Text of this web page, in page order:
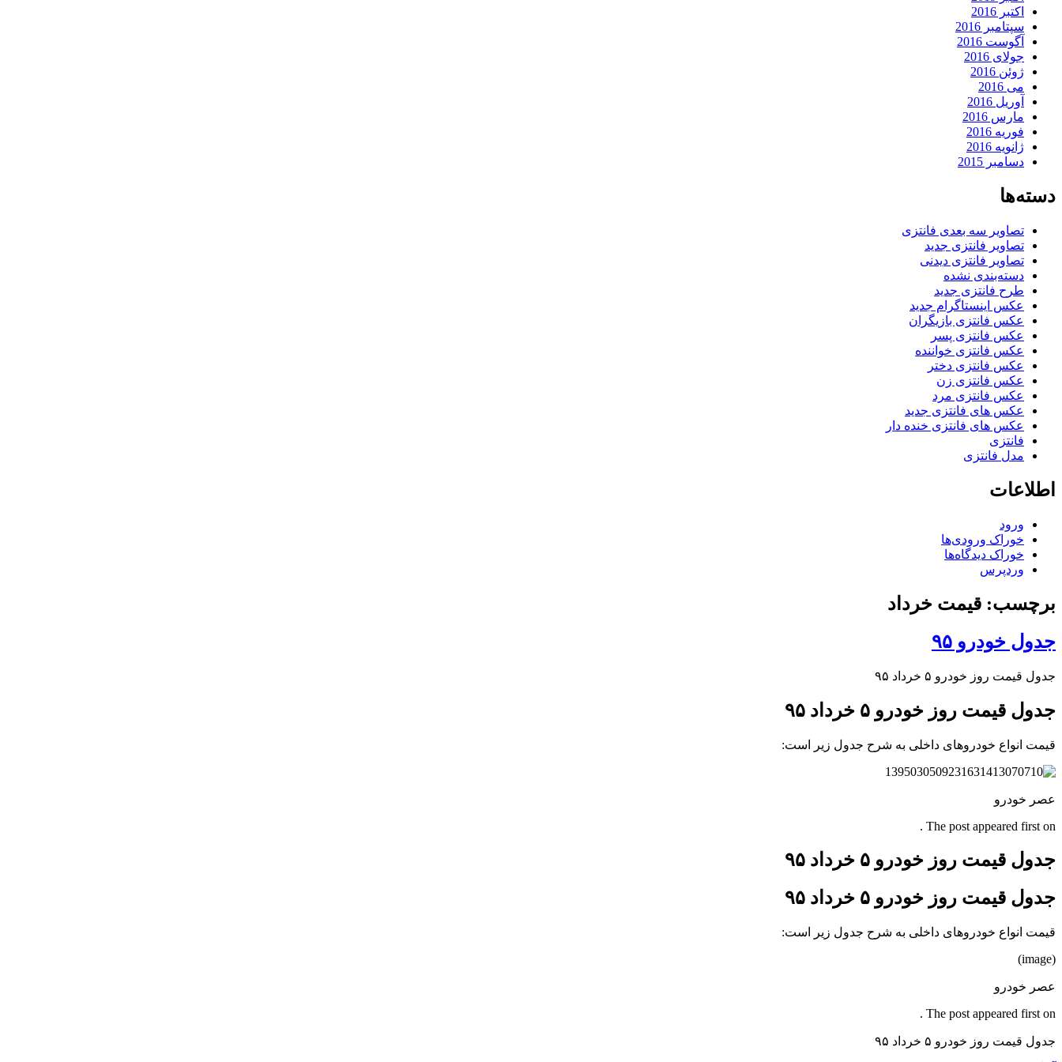
اکتبر 2016
سپتامبر 2016
آگوست 2016
جولای 2016
ژوئن 2016
می 2016
آوریل 2016
مارس 2016
فوریه 2016
ژانویه 2016
دسامبر 2015
دسته‌ها
تصاویر سه بعدی فانتزی
تصاویر فانتزی جدید
تصاویر فانتزی دیدنی
دسته‌بندی نشده
طرح فانتزی جدید
عکس اینستاگرام جدید
عکس فانتزی بازیگران
عکس فانتزی پسر
عکس فانتزی خواننده
عکس فانتزی دختر
عکس فانتزی زن
عکس فانتزی مرد
عکس های فانتزی جدید
عکس های فانتزی خنده دار
فانتزی
مدل فانتزی
اطلاعات
ورود
خوراک ورودی‌ها
خوراک دیدگاه‌ها
وردپرس
برچسب: قیمت خرداد
جدول خودرو ۹۵
جدول قیمت روز خودرو ۵ خرداد ۹۵
جدول قیمت روز خودرو ۵ خرداد ۹۵
قیمت انواع خودروهای داخلی به شرح جدول زیر است:
عصر خودرو
The post appeared first on .
جدول قیمت روز خودرو ۵ خرداد ۹۵
جدول قیمت روز خودرو ۵ خرداد ۹۵
قیمت انواع خودروهای داخلی به شرح جدول زیر است:
(image)
عصر خودرو
The post appeared first on .
جدول قیمت روز خودرو ۵ خرداد ۹۵